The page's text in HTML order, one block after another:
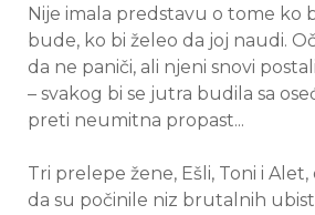
Nije imala predstavu o tome ko
bude, ko bi želeo da joj naudi.
da ne paniči, ali njeni snovi
– svakog bi se jutra budila sa
preti neumitna propast...
Tri prelepe žene, Ešli, Toni i
da su počinile niz brutalnih